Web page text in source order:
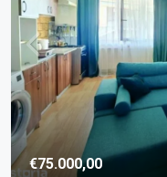
€75.000,00